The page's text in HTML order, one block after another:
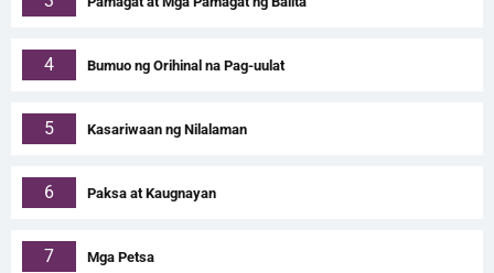
4 Bumuo ng Orihinal na Pag-uulat
5 Kasariwaan ng Nilalaman
6 Paksa at Kaugnayan
7 Mga Petsa